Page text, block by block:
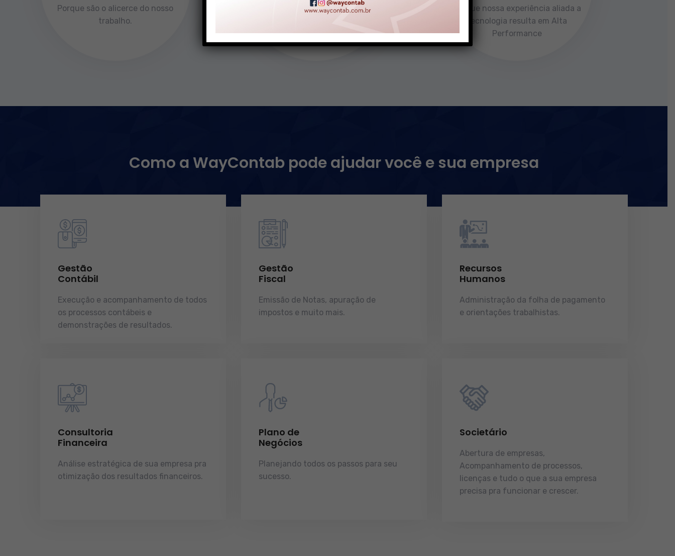
Porque são o alicerce do nosso
trabalho.
Porque sabemos que o tempo é
são únicas
Porque nossa experiência aliada a
tecnologia resulta em Alta
Performance
Como a WayContab pode ajudar você e sua empresa
Gestão
Contábil
Execução e acompanhamento de todos
os processos contábeis e
demonstrações de resultados.
Gestão
Fiscal
Emissão de Notas, apuração de
impostos e muito mais.
Recursos
Humanos
Administração da folha de pagamento
e orientações trabalhistas.
Consultoria
Financeira
Análise estratégica de sua empresa pra
otimização dos resultados financeiros.
Plano de
Negócios
Planejando todos os passos para seu
sucesso.
Societário
Abertura de empresas,
Acompanhamento de processos,
licenças e tudo o que a sua empresa
precisa pra funcionar e crescer.